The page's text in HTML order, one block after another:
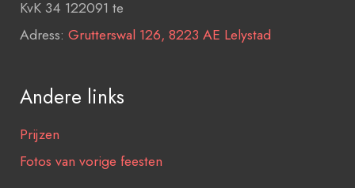
KvK 34 122091 te
Adress: Grutterswal 126, 8223 AE Lelystad
Andere links
Prijzen
Fotos van vorige feesten